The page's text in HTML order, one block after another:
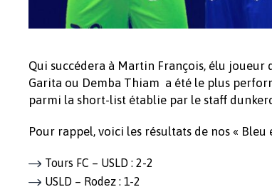
Qui succédera à Martin François, élu joueur
Garita ou Demba Thiam a été le plus
parmi la short-list établie par le staff
Pour rappel, voici les résultats de nos « Bleu
Tours FC – USLD : 2-2
USLD – Rodez : 1-2